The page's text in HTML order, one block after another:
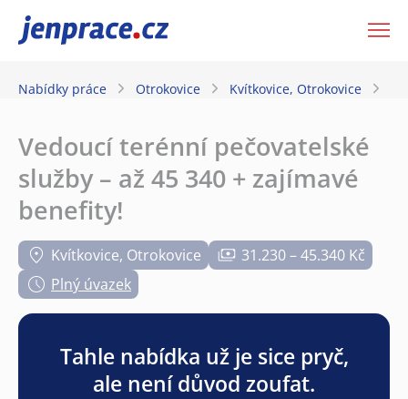
JenPráce.cz
Nabídky práce Otrokovice Kvítkovice, Otrokovice
Vedoucí terénní pečovatelské
služby – až 45 340 + zajímavé
benefity!
Kvítkovice, Otrokovice
31.230 – 45.340 Kč
Plný úvazek
Tahle nabídka už je sice pryč,
ale není důvod zoufat.